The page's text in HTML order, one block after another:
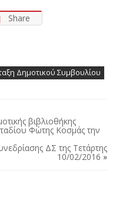
Share
Δημοτικού Συμβουλίου
βιβλιοθήκης
Φώτης Κοσμάς την
ΔΣ της Τετάρτης
10/02/2016»